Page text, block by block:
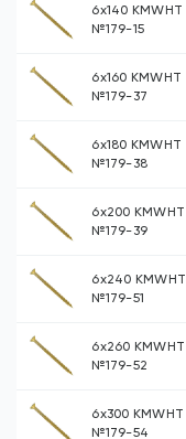
6х140 KMWHT
№179-15
6х160 KMWHT
№179-37
6х180 KMWHT
№179-38
6х200 KMWHT
№179-39
6х240 KMWHT
№179-51
6х260 KMWHT
№179-52
6х300 KMWHT
№179-54